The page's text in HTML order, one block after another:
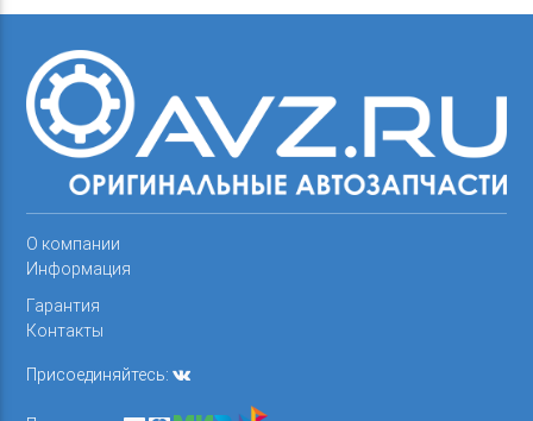
О компании
Информация
Гарантия
Контакты
Присоединяйтесь: